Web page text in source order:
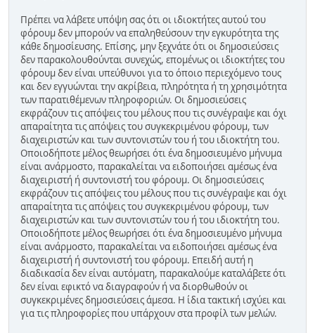
Πρέπει να λάβετε υπόψη σας ότι οι ιδιοκτήτες αυτού του
φόρουμ δεν μπορούν να επαληθεύσουν την εγκυρότητα της
κάθε δημοσίευσης. Επίσης, μην ξεχνάτε ότι οι δημοσιεύσεις
δεν παρακολουθούνται συνεχώς, επομένως οι ιδιοκτήτες του
φόρουμ δεν είναι υπεύθυνοι για το όποιο περιεχόμενο τους
και δεν εγγυώνται την ακρίβεια, πληρότητα ή τη χρησιμότητα
των παρατιθέμενων πληροφοριών. Οι δημοσιεύσεις
εκφράζουν τις απόψεις του μέλους που τις συνέγραψε και όχι
απαραίτητα τις απόψεις του συγκεκριμένου φόρουμ, των
διαχειριστών και των συντονιστών του ή του ιδιοκτήτη του.
Οποιοδήποτε μέλος θεωρήσει ότι ένα δημοσιευμένο μήνυμα
είναι ανάρμοστο, παρακαλείται να ειδοποιήσει αμέσως ένα
διαχειριστή ή συντονιστή του φόρουμ. Οι δημοσιεύσεις
εκφράζουν τις απόψεις του μέλους που τις συνέγραψε και όχι
απαραίτητα τις απόψεις του συγκεκριμένου φόρουμ, των
διαχειριστών και των συντονιστών του ή του ιδιοκτήτη του.
Οποιοδήποτε μέλος θεωρήσει ότι ένα δημοσιευμένο μήνυμα
είναι ανάρμοστο, παρακαλείται να ειδοποιήσει αμέσως ένα
διαχειριστή ή συντονιστή του φόρουμ. Επειδή αυτή η
διαδικασία δεν είναι αυτόματη, παρακαλούμε καταλάβετε ότι
δεν είναι εφικτό να διαγραφούν ή να διορθωθούν οι
συγκεκριμένες δημοσιεύσεις άμεσα. Η ίδια τακτική ισχύει και
για τις πληροφορίες που υπάρχουν στα προφίλ των μελών.